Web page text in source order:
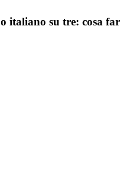
italiano su tre: cosa